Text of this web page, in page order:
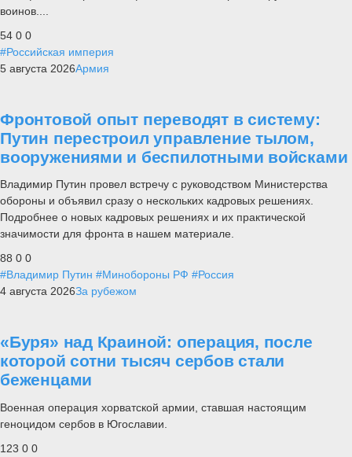
воинов....
54 0 0
#Российская империя
5 августа 2026Армия
Фронтовой опыт переводят в систему:
Путин перестроил управление тылом,
вооружениями и беспилотными войсками
Владимир Путин провел встречу с руководством Министерства
обороны и объявил сразу о нескольких кадровых решениях.
Подробнее о новых кадровых решениях и их практической
значимости для фронта в нашем материале.
88 0 0
#Владимир Путин #Минобороны РФ #Россия
4 августа 2026За рубежом
«Буря» над Краиной: операция, после
которой сотни тысяч сербов стали
беженцами
Военная операция хорватской армии, ставшая настоящим
геноцидом сербов в Югославии.
123 0 0